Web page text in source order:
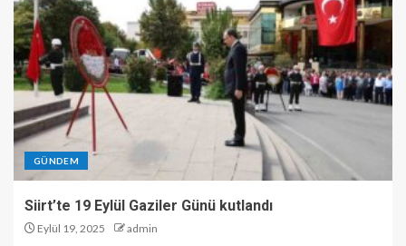
GÜNDEM
Siirt’te 19 Eylül Gaziler Günü kutlandı
Eylül 19, 2025 admin